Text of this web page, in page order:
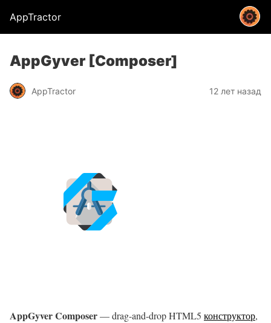
AppTractor
AppGyver [Composer]
AppTractor 12 лет назад
AppGyver Composer— drag-and-drop HTML5 конструктор,